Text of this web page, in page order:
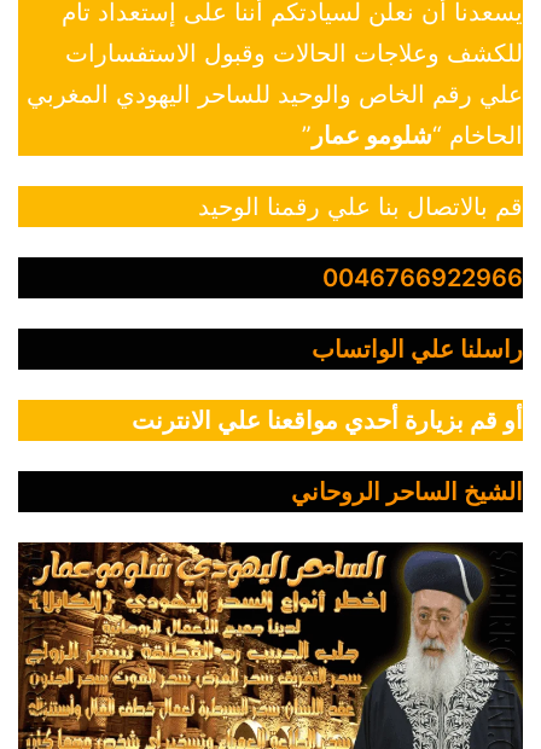
يسعدنا أن نعلن لسيادتكم أننا على إستعداد تام
للكشف وعلاجات الحالات وقبول الاستفسارات
علي رقم الخاص والوحيد للساحر اليهودي المغربي
الحاخام “شلومو عمار ”
قم بالاتصال بنا علي رقمنا الوحيد
0046766922966
راسلنا علي الواتساب
أو قم بزيارة أحدي مواقعنا علي الانترنت
الشيخ الساحر الروحاني